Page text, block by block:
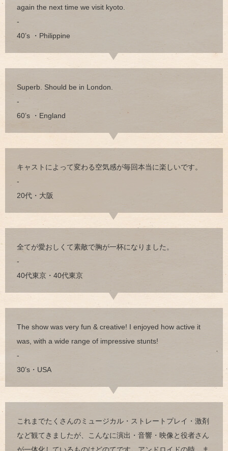
again the next time we visit kyoto.
-
40’s ・Philippine
Superb. Should be in London.
-
60’s ・England
キャストによって変わる空気感が毎回本当に楽しいです。
-
20代・大阪
全てが愛おしくて素敵で胸が一杯になりました。
-
40代東京・40代東京
The show was very fun & creative! I enjoyed how active it
was, with a wide range of impressive stunts!
-
30’s・USA
これまでたくさんのミュージカル・ストレートプレイ・激剤
など観てきましたが、こんなに演出・音響・映像と役者さん
が一体化しているものはどのてです。アンドロイドの時、ま